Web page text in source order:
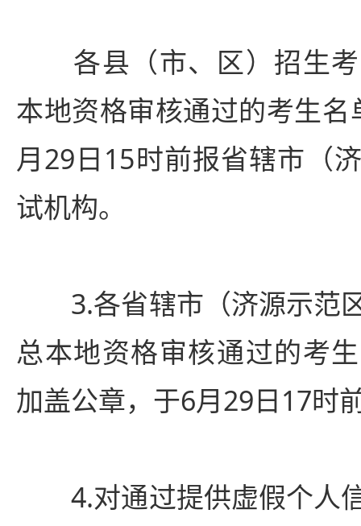
各县（市、区）招生考
本地资格审核通过的考生
月29日15时前报省辖市（
试机构。
3.各省辖市（济源示范
总本地资格审核通过的考
加盖公章，于6月29日17时
4.对通过提供虚假个人